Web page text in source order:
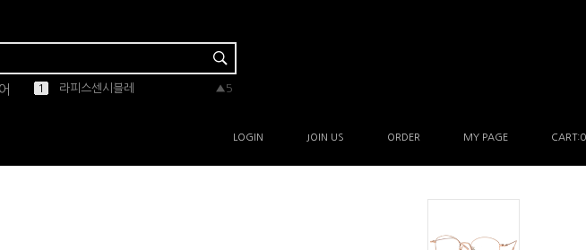
1 라피스센시블레 ▲5
2 마스카 ▲3
3 ▲1
4 ▼-1
5 ▼-1
LOGIN JOIN US ORDER MY PAGE CART:0